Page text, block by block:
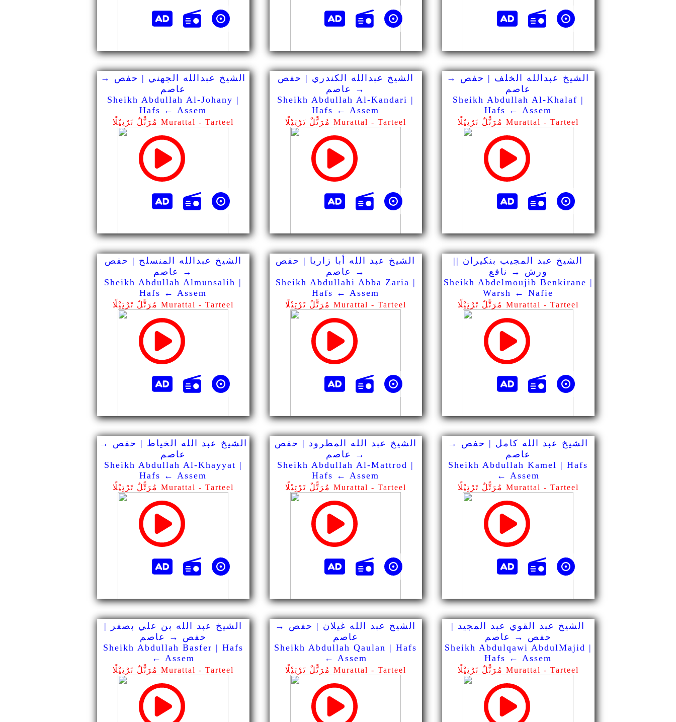
الشيخ عبدالله الجهني | حفص →
عاصم
Sheikh Abdullah Al-Johany |
Hafs ← Assem
مُرَتًّلٌ تَرْتِيْلًا Murattal - Tarteel
الشيخ عبدالله الكندري | حفص
→ عاصم
Sheikh Abdullah Al-Kandari |
Hafs ← Assem
مُرَتًّلٌ تَرْتِيْلًا Murattal - Tarteel
الشيخ عبدالله الخلف | حفص →
عاصم
Sheikh Abdullah Al-Khalaf |
Hafs ← Assem
مُرَتًّلٌ تَرْتِيْلًا Murattal - Tarteel
الشيخ عبدالله المنسلح | حفص
→ عاصم
Sheikh Abdullah Almunsalih |
Hafs ← Assem
مُرَتًّلٌ تَرْتِيْلًا Murattal - Tarteel
الشيخ عبد الله أبا زاريا | حفص
→ عاصم
Sheikh Abdullahi Abba Zaria |
Hafs ← Assem
مُرَتًّلٌ تَرْتِيْلًا Murattal - Tarteel
الشيخ عبد المجيب بنكيران ||
ورش → نافع
Sheikh Abdelmoujib Benkirane |
Warsh ← Nafie
مُرَتًّلٌ تَرْتِيْلًا Murattal - Tarteel
الشيخ عبد الله الخياط | حفص →
عاصم
Sheikh Abdullah Al-Khayyat |
Hafs ← Assem
مُرَتًّلٌ تَرْتِيْلًا Murattal - Tarteel
الشيخ عبد الله المطرود | حفص
→ عاصم
Sheikh Abdullah Al-Mattrod |
Hafs ← Assem
مُرَتًّلٌ تَرْتِيْلًا Murattal - Tarteel
الشيخ عبد الله كامل | حفص →
عاصم
Sheikh Abdullah Kamel | Hafs
← Assem
مُرَتًّلٌ تَرْتِيْلًا Murattal - Tarteel
الشيخ عبد الله بن علي بصفر |
حفص → عاصم
Sheikh Abdullah Basfer | Hafs
← Assem
مُرَتًّلٌ تَرْتِيْلًا Murattal - Tarteel
الشيخ عبد الله غيلان | حفص →
عاصم
Sheikh Abdullah Qaulan | Hafs
← Assem
مُرَتًّلٌ تَرْتِيْلًا Murattal - Tarteel
الشيخ عبد القوي عبد المجيد |
حفص → عاصم
Sheikh Abdulqawi AbdulMajid |
Hafs ← Assem
مُرَتًّلٌ تَرْتِيْلًا Murattal - Tarteel